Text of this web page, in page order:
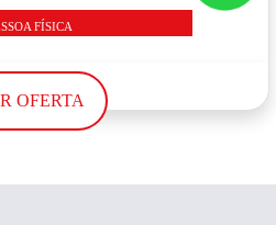
FÍSICA
OFERTA